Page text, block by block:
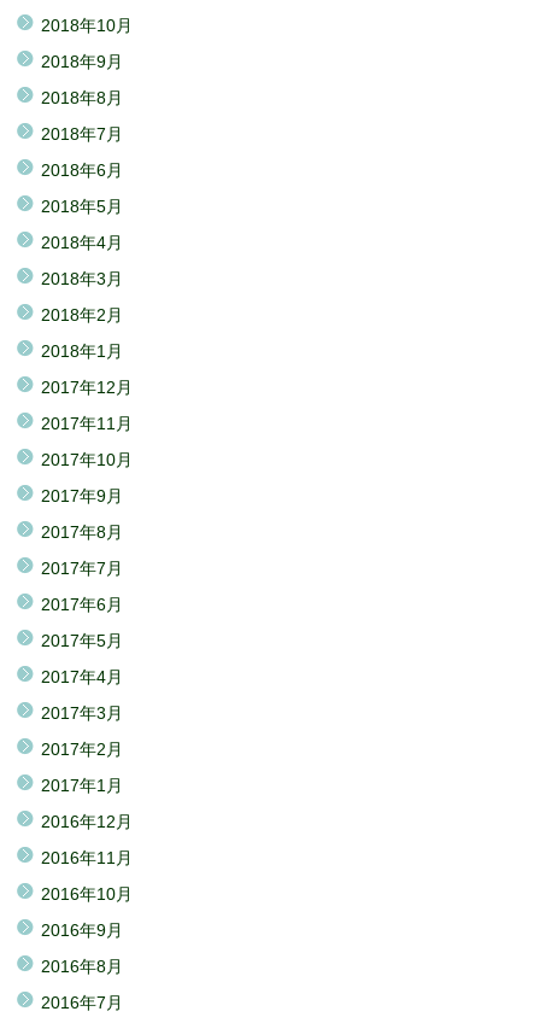
2018年10月
2018年9月
2018年8月
2018年7月
2018年6月
2018年5月
2018年4月
2018年3月
2018年2月
2018年1月
2017年12月
2017年11月
2017年10月
2017年9月
2017年8月
2017年7月
2017年6月
2017年5月
2017年4月
2017年3月
2017年2月
2017年1月
2016年12月
2016年11月
2016年10月
2016年9月
2016年8月
2016年7月